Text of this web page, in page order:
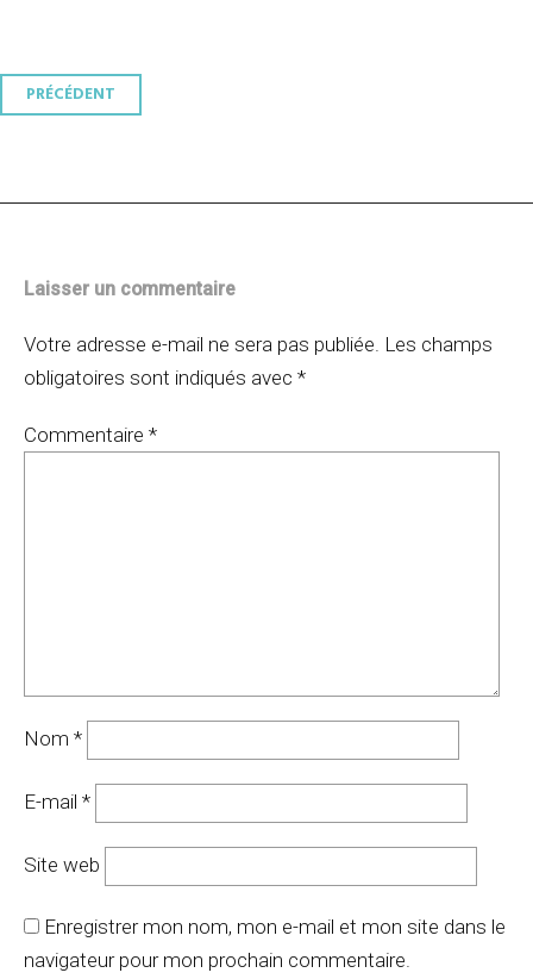
Navigation
PRÉCÉDENT
Laisser un commentaire
Votre adresse e-mail ne sera pas publiée. Les champs
obligatoires sont indiqués avec *
Commentaire *
Nom *
E-mail *
Site web
Enregistrer mon nom, mon e-mail et mon site dans le
navigateur pour mon prochain commentaire.